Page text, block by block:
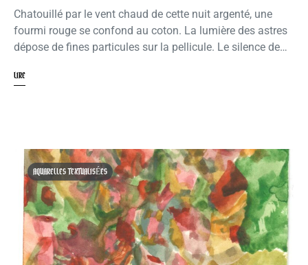
Chatouillé par le vent chaud de cette nuit argenté, une
fourmi rouge se confond au coton. La lumière des astres
dépose de fines particules sur la pellicule. Le silence de…
LIRE
AQUARELLES TEXTUALISÉES